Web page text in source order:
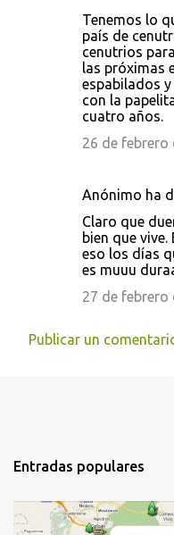
Tenemos lo
país de
cenutrios
las próximas
espabilados
con la
cuatro años.
26 de febrero
Anónimo ha
Claro que
bien que vive.
eso los días
es muuu
27 de febrero
Publicar un
Entradas populares